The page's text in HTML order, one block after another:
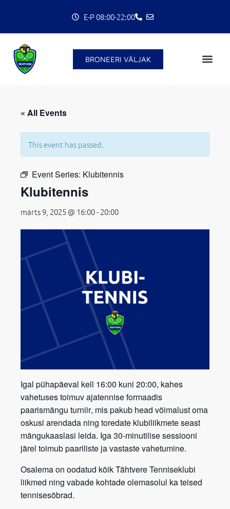
content
E-P 08:00-22:00
BRONEERI VÄLJAK
« All Events
This event has passed.
Event Series: Klubitennis
Klubitennis
märts 9, 2025 @ 16:00-20:00
Igal pühapäeval kell 16:00 kuni 20:00, kahes
vahetuses toimuv ajatennise formaadis
paarismängu turniir, mis pakub head võimalust oma
oskusi arendada ning toredate klubiliikmete seast
mängukaaslasi leida. Iga 30-minutilise sessiooni
järel toimub paariliste ja vastaste vahetumine.
Osalema on oodatud kõikTähtvere Tenniseklubi
liikmed ning vabade kohtade olemasolul ka teised
tennisesõbrad.